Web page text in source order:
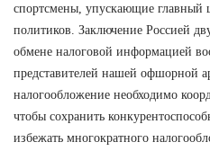
спортсмены, упускающие главный
политиков. Заключение Россией
обмене налоговой информацией
представителей нашей офшорной
налогообложение необходимо
чтобы сохранить
избежать многократного